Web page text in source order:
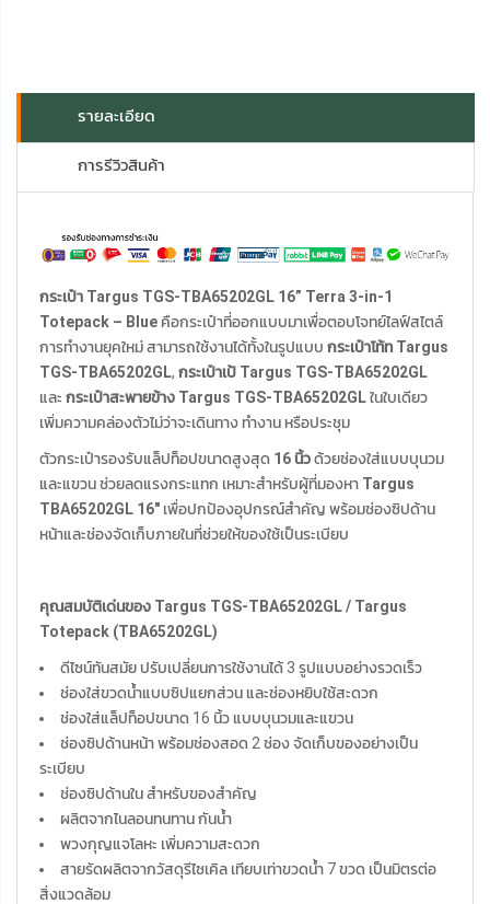
รายละเอียด
การรีวิวสินค้า
กระเป๋า Targus TGS-TBA65202GL 16” Terra 3-in-1
Totepack – Blue คือกระเป๋าที่ออกแบบมาเพื่อตอบโจทย์ไลฟ์สไตล์
การทำงานยุคใหม่ สามารถใช้งานได้ทั้งในรูปแบบ กระเป๋าโท้ท Targus
TGS-TBA65202GL, กระเป๋าเป้ Targus TGS-TBA65202GL
และ กระเป๋าสะพายข้าง Targus TGS-TBA65202GLในใบเดียว
เพิ่มความคล่องตัวไม่ว่าจะเดินทาง ทำงาน หรือประชุม
ตัวกระเป๋ารองรับแล็ปท็อปขนาดสูงสุด 16 นิ้วด้วยช่องใส่แบบบุนวม
และแขวน ช่วยลดแรงกระแทก เหมาะสำหรับผู้ที่มองหา Targus
TBA65202GL 16″ เพื่อปกป้องอุปกรณ์สำคัญ พร้อมช่องซิปด้าน
หน้าและช่องจัดเก็บภายในที่ช่วยให้ของใช้เป็นระเบียบ
คุณสมบัติเด่นของ Targus TGS-TBA65202GL / Targus
Totepack (TBA65202GL)
ดีไซน์ทันสมัย ปรับเปลี่ยนการใช้งานได้ 3 รูปแบบอย่างรวดเร็ว
ช่องใส่ขวดน้ำแบบซิปแยกส่วน และช่องหยิบใช้สะดวก
ช่องใส่แล็ปท็อปขนาด 16 นิ้ว แบบบุนวมและแขวน
ช่องซิปด้านหน้า พร้อมช่องสอด 2 ช่อง จัดเก็บของอย่างเป็น
ระเบียบ
ช่องซิปด้านใน สำหรับของสำคัญ
ผลิตจากไนลอนทนทาน กันน้ำ
พวงกุญแจโลหะ เพิ่มความสะดวก
สายรัดผลิตจากวัสดุรีไซเคิล เทียบเท่าขวดน้ำ 7 ขวด เป็นมิตรต่อ
สิ่งแวดล้อม